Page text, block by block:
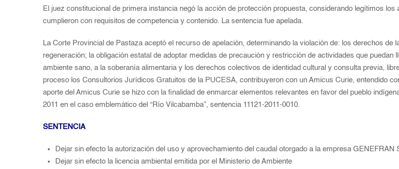
El juez constitucional de primera instancia negó la acción de protección propuesta, considerando legítimos
cumplieron con requisitos de competencia y contenido. La sentencia fue apelada.
La Corte Provincial de Pastaza aceptó el recurso de apelación, determinando la violación de: los derechos
regeneración; la obligación estatal de adoptar medidas de precaución y restricción de actividades que
ambiente sano, a la soberanía alimentaria y los derechos colectivos de identidad cultural y consulta previa,
proceso los Consultorios Jurídicos Gratuitos de la PUCESA, contribuyeron con un Amicus Curie, entendido
aporte del Amicus Curie se hizo con la finalidad de enmarcar elementos relevantes en favor del pueblo
2011 en el caso emblemático del “Río Vilcabamba”, sentencia 11121-2011-0010.
SENTENCIA
Dejar sin efecto la autorización del uso y aprovechamiento del caudal otorgado a la empresa GENEFRAN
Dejar sin efecto la licencia ambiental emitida por el Ministerio de Ambiente